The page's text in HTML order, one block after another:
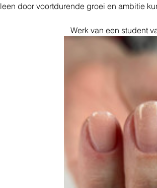
door voortdurende groei en ambitie
Werk van een student